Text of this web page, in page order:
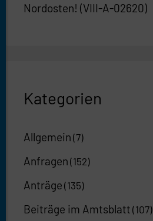
Nordosten! (VIII-A-02620)
Kategorien
Allgemein (7)
Anfragen (152)
Anträge (135)
Beiträge im Amtsblatt (107)